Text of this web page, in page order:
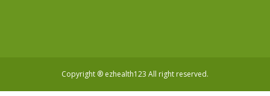
Copyright ® ezhealth123 All right reserved.